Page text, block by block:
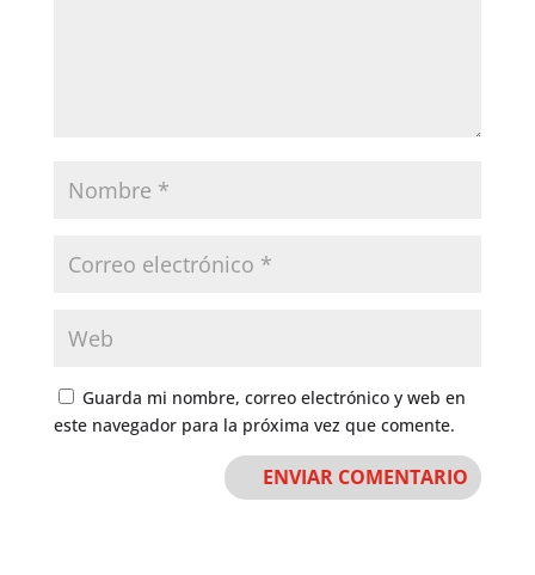
Guarda mi nombre, correo electrónico y web en
este navegador para la próxima vez que comente.